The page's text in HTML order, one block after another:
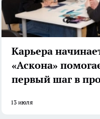
Карьера
«Аскона»
первый шаг в
13 июля